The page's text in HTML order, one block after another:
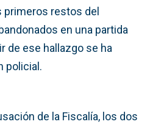
primeros restos del
en una partida
de ese hallazgo se ha
policial.
de la Fiscalía, los dos